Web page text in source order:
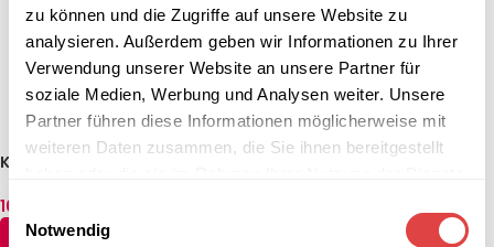
zu können und die Zugriffe auf unsere Website zu
analysieren. Außerdem geben wir Informationen zu Ihrer
Verwendung unserer Website an unsere Partner für
soziale Medien, Werbung und Analysen weiter. Unsere
Partner führen diese Informationen möglicherweise mit
weiteren Daten zusammen, die Sie ihnen bereitgestellt
Einwilligungsauswahl
Notwendig
Konferenztisch Fold (5
166,54
AUSFÜHRUNG WÄHLEN
quadratisch (3 Größen)
(inkl. MwSt.)